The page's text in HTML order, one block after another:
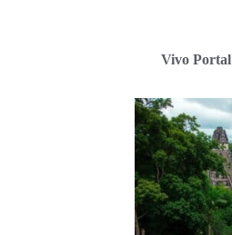
Vivo Portal